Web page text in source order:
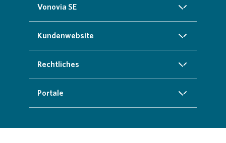
Vonovia SE
Über uns
Nachhaltigkeit
Kundenwebsite
Startseite
Kundenservice
Weitere Angebote
Rechtliches
Impressum
Portale